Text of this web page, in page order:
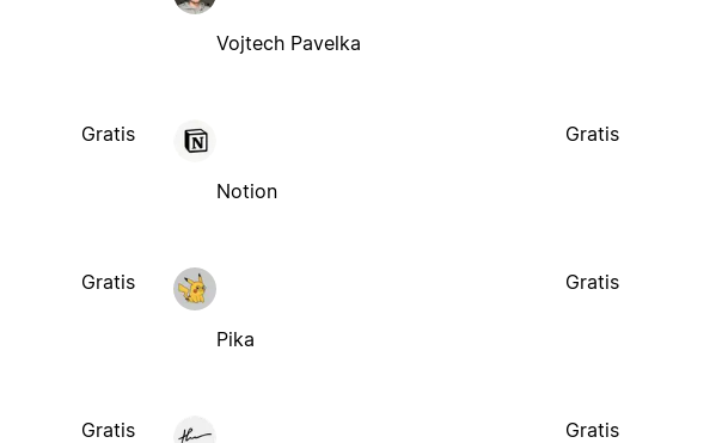
Vojtech Pavelka
Gratis
Notion
Gratis
Gratis
Pika
Gratis
Gratis Gratis